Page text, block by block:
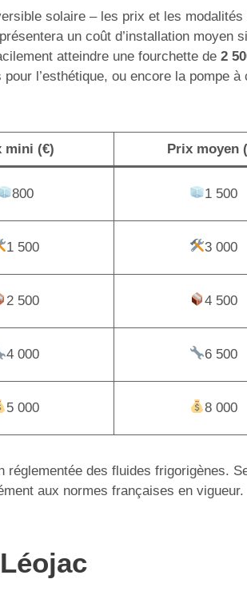
solaire – les prix et les
un coût d’installation moyen
atteindre une fourchette de 2
l’esthétique, ou encore la pompe
mini (€) Prix moyen
800 1 500
1 500 3 000
2 500 4 500
4 000 6 500
5 000 8 000
des fluides frigorigènes.
aux normes françaises en vigueur.